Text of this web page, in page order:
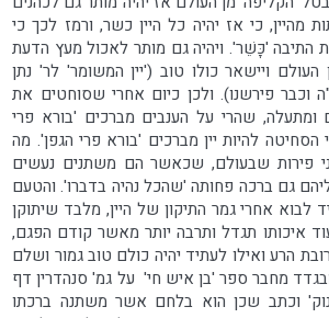
כי אז יהיה כל היין כשר, ורמז לכך כי
התיבה 'כָּשֵׁר'. ויהיה גם מותר לאכול מעץ הדעת
ויישאר כולו טוב ('יין המשומר' לר' נתן
פירשנו). ולכן כיום אחרי שסוחטים את
שהרי על הענבים מברכים 'בורא פרי
להיות יין מברכים 'בורא פרי הגפן'. מה
פירות שבעולם, שכאשר הם משתנים נעשים
גם ברכה פחותה 'שהכל נהיה בדברו'. והטעם
לבוא אחרי גמר התיקון של היין, מלבד שיתוקן
איכותו תגדל ותרבה יותר מאשר קודם הפגם,
הרע ואילו לעתיד יהיה כולם טוב גמור ושלם
מחבר ספר 'בן איש חי' על גמ' סנהדרין דף
וכתב שכן הוא בלחם אשר משתנה ברכתו